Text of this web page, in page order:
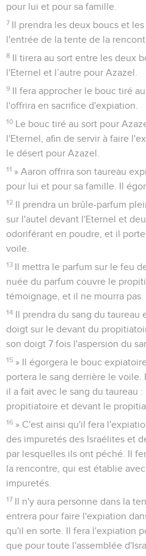
pour lui et pour sa famille.
7
Il prendra les deux boucs et
l'entrée de la tente de la
8
Il tirera au sort entre les deux
l'Eternel et l’autre pour Azazel.
9
Il fera approcher le bouc tiré
l'offrira en sacrifice d'expiation.
10
Le bouc tiré au sort pour
l'Eternel, afin de servir à faire
le désert pour Azazel.
11 » Aaron offrira son taureau
pour lui et pour sa famille. Il
12
Il prendra un brûle-parfum
sur l'autel devant l'Eternel et
odoriférant en poudre, et il
voile.
13
Il mettra le parfum sur le feu
nuée du parfum couvre le
témoignage, et il ne mourra pas.
14
Il prendra du sang du
doigt sur le devant du
son doigt 7 fois l'aspersion du
15 » Il égorgera le bouc
portera le sang derrière le voile.
il a fait avec le sang du taureau
propitiatoire et devant le
16 » C'est ainsi qu'il fera
des impuretés des Israélites et
par lesquelles ils ont péché. Il
la rencontre, qui est établie
impuretés.
17
Il n'y aura personne dans la
entrera pour faire l'expiation
qu'il en sorte. Il fera l'expiation
que pour toute l'assemblée